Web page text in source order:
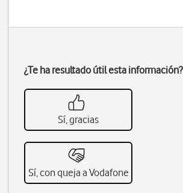
¿Te ha resultado útil esta información?
Sí, gracias
Sí, con queja a Vodafone